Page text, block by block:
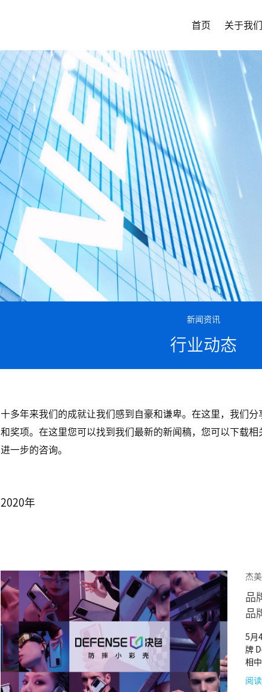
首页 关于我们
新闻资讯
行业动态
十多年来我们的成就让我们感到自豪和谦卑。在这里，我们
和奖项。在这里您可以找到我们最新的新闻稿，您可以下载
进一步的咨询。
2020年
杰
品
品
5月
牌
相
阅